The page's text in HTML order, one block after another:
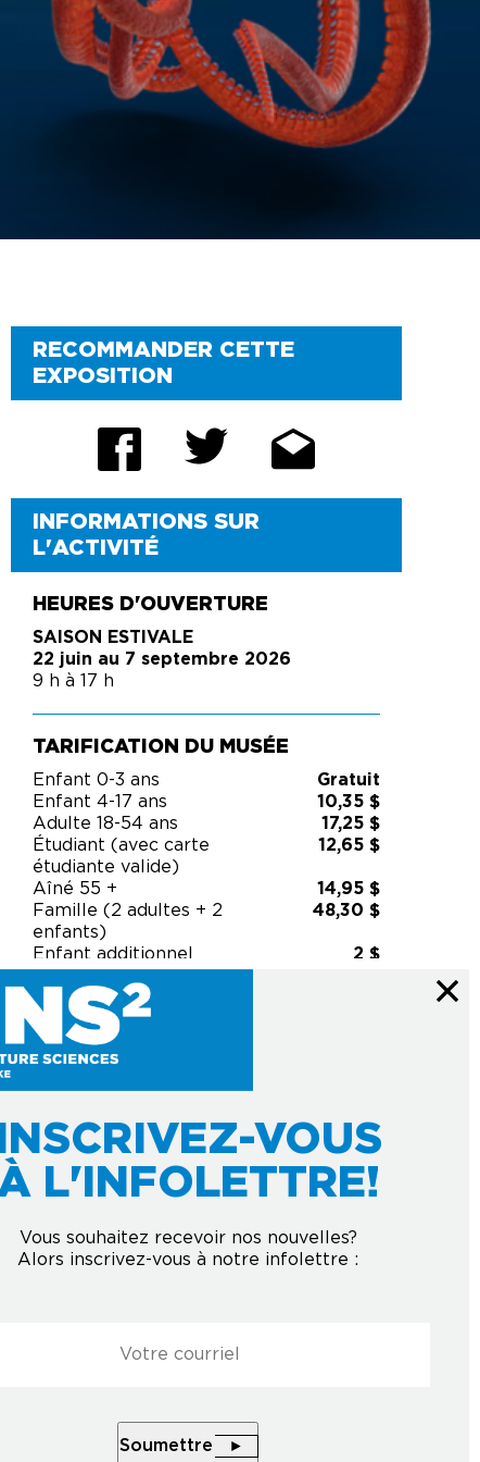
PROMOTIONS
STATIONNEMENT
RECOMMANDER CETTE
EXPOSITION
INFORMATIONS SUR
L'ACTIVITÉ
HEURES D'OUVERTURE
SAISON ESTIVALE
22 juin au 7 septembre 2026
9 h à 17 h
TARIFICATION DU MUSÉE
Enfant 0-3 ans
Gratuit
Enfant 4-17 ans
10,35 $
Adulte 18-54 ans
17,25 $
Étudiant (avec carte
étudiante valide)
12,65 $
Aîné 55 +
14,95 $
Famille (2 adultes + 2
enfants)
48,30 $
Enfant additionnel 2 $
INSCRIVEZ-VOUS
L'INFOLETTRE!
Vous souhaitez recevoir nos nouvelles?
Alors inscrivez-vous à notre infolettre :
Soumettre
L'INFOLETTRE